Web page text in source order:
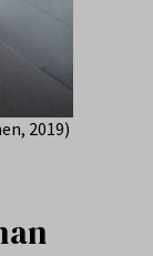
2019)